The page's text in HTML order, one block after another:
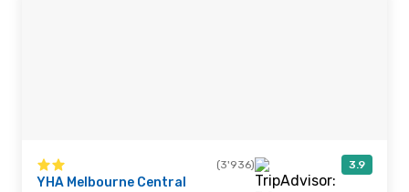
(3'936) 3.9
YHA Melbourne Central